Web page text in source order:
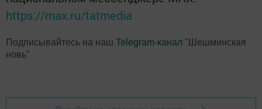
https://max.ru/tatmedia
Подписывайтесь на наш Telegram-канал "Шешминская
новь"